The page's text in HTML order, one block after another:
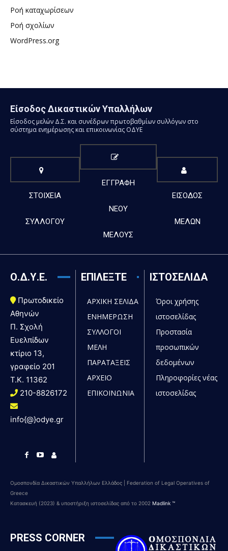
Ροή καταχωρίσεων
Ροή σχολίων
WordPress.org
Είσοδος Δικαστικών Υπαλλήλων
Είσοδος μελών Δ.Σ. και συνέδρων πρωτοβαθμίων συλλόγων στο
σύστημα ενημέρωσης και επικοινωνίας ΟΔΥΕ
ΣΤΟΙΧΕΙΑ
ΣΥΛΛΟΓΟΥ
ΕΓΓΡΑΦΗ
ΝΕΟΥ
ΜΕΛΟΥΣ
ΕΙΣΟΔΟΣ
ΜΕΛΩΝ
Ο.Δ.Υ.Ε.
Πρωτοδικείο
Αθηνών
Π. Σχολή
Ευελπίδων
κτίριο 13,
γραφείο 201
T.K. 11362
210-8826172
info{@}odye.gr
ΕΠΙΛΕΞΤΕ
ΑΡΧΙΚΗ ΣΕΛΙΔΑ
ΕΝΗΜΕΡΩΣΗ
ΣΥΛΛΟΓΟΙ
ΜΕΛΗ
ΠΑΡΑΤΑΞΕΙΣ
ΑΡΧΕΙΟ
ΕΠΙΚΟΙΝΩΝΙΑ
ΙΣΤΟΣΕΛΙΔΑ
Όροι χρήσης
ιστοσελίδας
Προστασία
προσωπικών
δεδομένων
Πληροφορίες νέας
ιστοσελίδας
Ομοσπονδία Δικαστικών Υπαλλήλων Ελλάδος | Federation of Legal Operatives of
Greece
Κατασκευή (2023) & υποστήριξη ιστοσελίδας από το 2002 Madlink ™
PRESS CORNER